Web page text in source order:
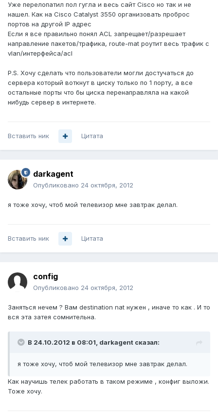
Уже перелопатил пол гугла и весь сайт Cisco но так и не
нашел. Как на Cisco Catalyst 3550 организовать проброс
портов на другой IP адрес
Если я все правильно понял ACL запрещает/разрешает
направление пакетов/трафика, route-mat роутит весь трафик с
vlan/интерфейса/acl
P.S. Хочу сделать что пользователи могли достучаться до
сервера который воткнут в циску только по 1 порту, а все
остальные порты что бы циска перенаправляла на какой
нибудь сервер в интернете.
Вставить ник Цитата
darkagent
Опубликовано 24 октября, 2012
я тоже хочу, чтоб мой телевизор мне завтрак делал.
Вставить ник Цитата
config
Опубликовано 24 октября, 2012
Заняться нечем ? Вам destination nat нужен , иначе то как . И то
вся эта затея сомнительна.
В 24.10.2012 в 08:01, darkagent сказал:
я тоже хочу, чтоб мой телевизор мне завтрак делал.
Как научишь телек работать в таком режиме , конфиг выложи.
Тоже хочу.